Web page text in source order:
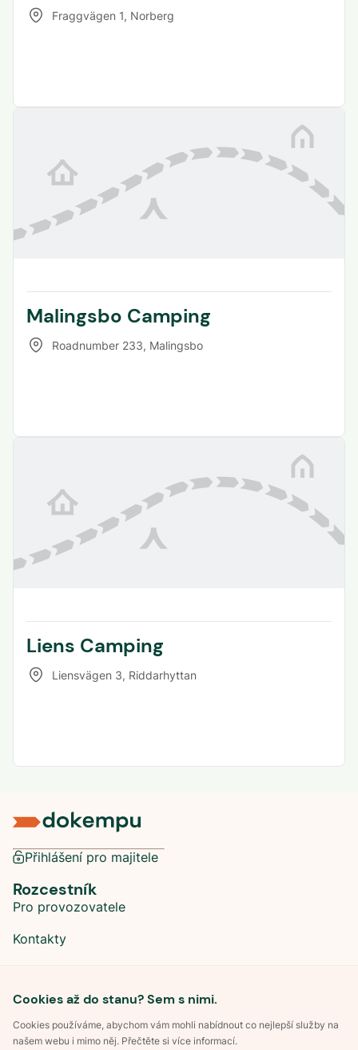
Fraggvägen 1, Norberg
Malingsbo Camping
Roadnumber 233, Malingsbo
Liens Camping
Liensvägen 3, Riddarhyttan
Cookies až do stanu? Sem s nimi.
Cookies používáme, abychom vám mohli nabídnout co nejlepší služby na
našem webu i mimo něj. Přečtěte si více informací.
Přihlášení pro majitele
Rozcestník
Pro provozovatele
Kontakty